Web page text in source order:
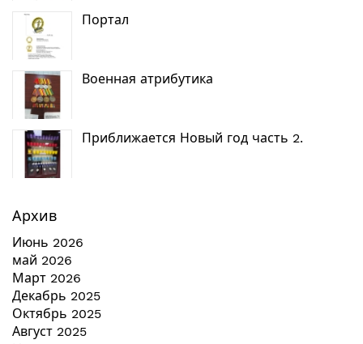
Портал
Военная атрибутика
Приближается Новый год часть 2.
Архив
Июнь 2026
май 2026
Март 2026
Декабрь 2025
Октябрь 2025
Август 2025